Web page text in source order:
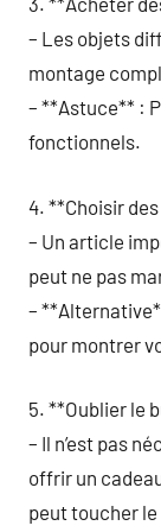
– Les objets
montage
– **Astuce** :
fonctionnels.
4. **Choisir
– Un article
peut ne pas
–
pour montrer
5. **Oublier le
– Il n’est pas
offrir un
peut toucher